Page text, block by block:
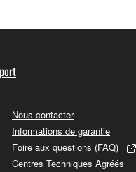
Nous contacter
Informations de garantie
Foire aux questions (FAQ)
Centres Techniques Agréés